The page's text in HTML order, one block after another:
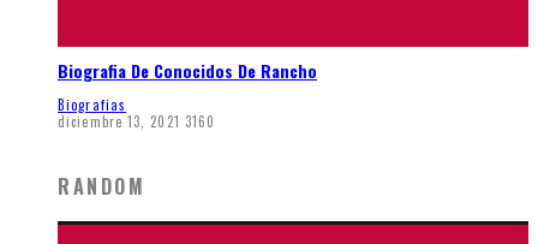
Biografia De Conocidos De Rancho
Biografias
diciembre 13, 2021 3160
RANDOM